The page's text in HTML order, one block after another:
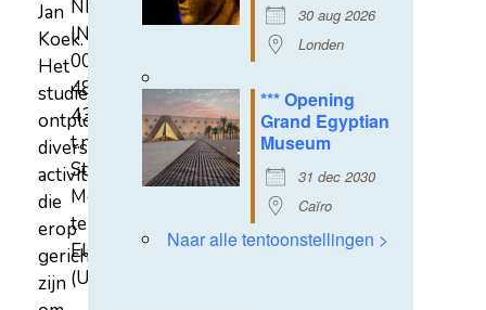
30 aug 2026
Londen
*** Opening
Grand Egyptian
Museum
31 dec 2030
Caïro
Naar alle tentoonstellingen >
Jan
Koek.
Het
studiecentrum
ontplooit
diverse
activiteiten
die
erop
gericht
zijn
NL31
INGB
0007
4852
43
t.n.v.
Stichting
Mehen
te
Elst
(U)